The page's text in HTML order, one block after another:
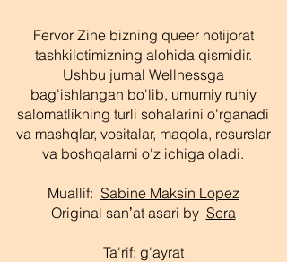
Fervor Zine bizning queer notijorat
tashkilotimizning alohida qismidir.
Ushbu jurnal Wellnessga
bag'ishlangan bo'lib, umumiy ruhiy
salomatlikning turli sohalarini o'rganadi
va mashqlar, vositalar, maqola, resurslar
va boshqalarni o'z ichiga oladi.
Muallif: Sabine Maksin Lopez
Original sanʼat asari by Sera
Ta'rif: g'ayrat